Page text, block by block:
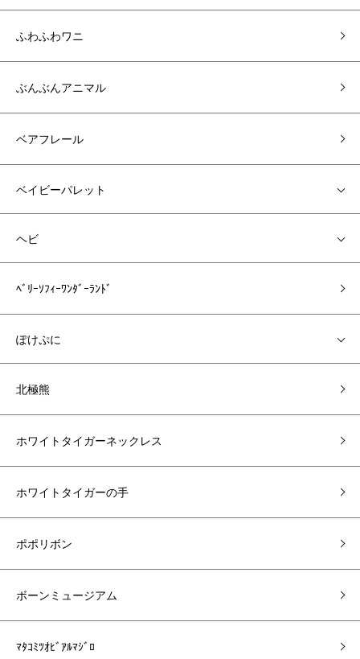
ふわふわワニ
ぶんぶんアニマル
ベアフレール
ベイビーパレット
ヘビ
ﾍﾞﾘｰｿﾌｨｰﾜﾝﾀﾞｰﾗﾝﾄﾞ
ぽけぷに
北極熊
ホワイトタイガーネックレス
ホワイトタイガーの手
ポポリボン
ボーンミュージアム
ﾏﾀｺﾐﾂｵﾋﾞｱﾙﾏｼﾞﾛ